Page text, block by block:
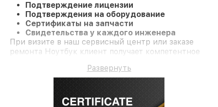
Подтверждение лицензии
Подтверждения на оборудование
Сертификаты на запчасти
Свидетельства у каждого инженера
При визите в наш сервисный центр или заказе
ремонта Ноутбук клиент получает компетентное
Развернуть